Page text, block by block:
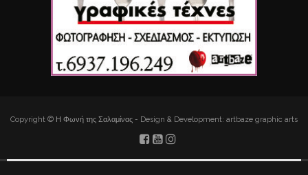
Copyright © Η Φωνή της Σαλαμίνας - Design & Development: artbaze graphic arts